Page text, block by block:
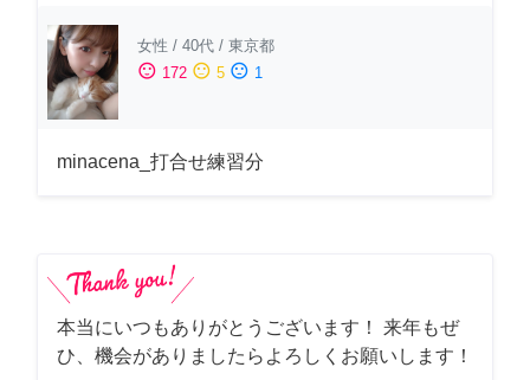
女性 / 40代 / 東京都
sentiment_satisfied 172 sentiment_neutral 5 sentiment_dissatisfied 1
minacena_打合せ練習分
本当にいつもありがとうございます！ 来年もぜ
ひ、機会がありましたらよろしくお願いします！